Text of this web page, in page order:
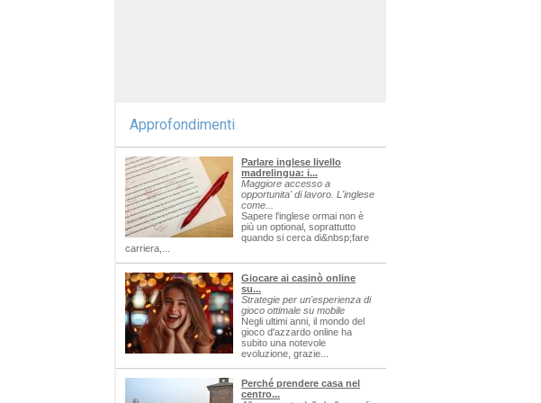
Approfondimenti
Parlare inglese livello
madrelingua: i...
Maggiore accesso a
opportunita' di lavoro. L'inglese
come...
Sapere l'inglese ormai non è
più un optional, soprattutto
quando si cerca di&nbsp;fare
carriera,...
Giocare ai casinò online
su...
Strategie per un'esperienza di
gioco ottimale su mobile
Negli ultimi anni, il mondo del
gioco d'azzardo online ha
subito una notevole
evoluzione, grazie...
Perché prendere casa nel
centro...